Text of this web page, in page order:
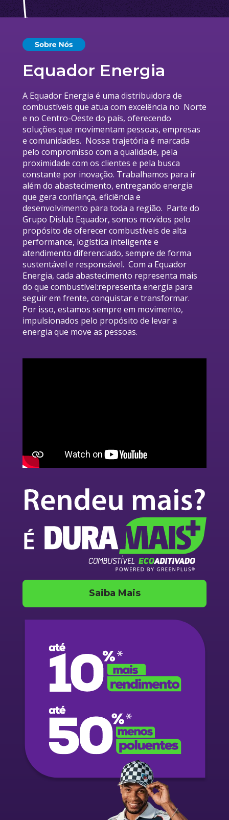
Equador Energia
A Equador Energia é uma distribuidora de
combustíveis que atua com excelência no  Norte
e no Centro-Oeste do país, oferecendo
soluções que movimentam pessoas, empresas
e comunidades.  Nossa trajetória é marcada
pelo compromisso com a qualidade, pela
proximidade com os clientes e pela busca
constante por inovação. Trabalhamos para ir
além do abastecimento, entregando energia
que gera confiança, eficiência e
desenvolvimento para toda a região.  Parte do
Grupo Dislub Equador, somos movidos pelo
propósito de oferecer combustíveis de alta
performance, logística inteligente e
atendimento diferenciado, sempre de forma
sustentável e responsável.  Com a Equador
Energia, cada abastecimento representa mais
do que combustível:representa energia para
seguir em frente, conquistar e transformar.
Por isso, estamos sempre em movimento,
impulsionados pelo propósito de levar a
energia que move as pessoas.
Saiba Mais